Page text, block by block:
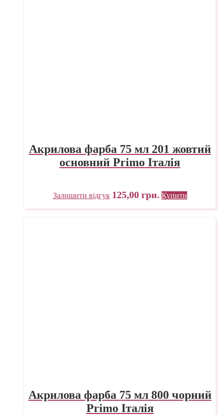
Акрилова фарба 75 мл 201 жовтий
основний Primo Італія
Залишити відгук 125,00 грн. Купити
Акрилова фарба 75 мл 800 чорний
Primo Італія